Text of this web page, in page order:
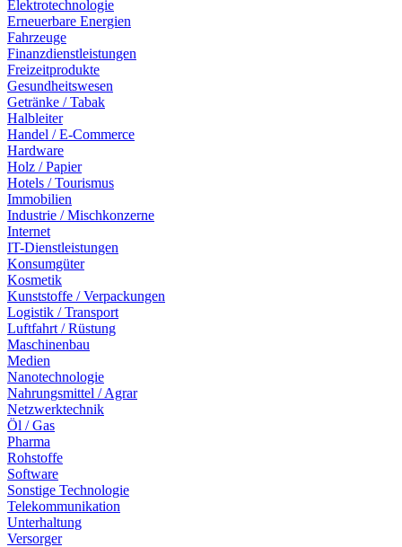
Elektrotechnologie
Erneuerbare Energien
Fahrzeuge
Finanzdienstleistungen
Freizeitprodukte
Gesundheitswesen
Getränke / Tabak
Halbleiter
Handel / E-Commerce
Hardware
Holz / Papier
Hotels / Tourismus
Immobilien
Industrie / Mischkonzerne
Internet
IT-Dienstleistungen
Konsumgüter
Kosmetik
Kunststoffe / Verpackungen
Logistik / Transport
Luftfahrt / Rüstung
Maschinenbau
Medien
Nanotechnologie
Nahrungsmittel / Agrar
Netzwerktechnik
Öl / Gas
Pharma
Rohstoffe
Software
Sonstige Technologie
Telekommunikation
Unterhaltung
Versorger